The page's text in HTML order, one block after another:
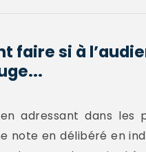
faire si à
adressant dans les
note en délibéré en